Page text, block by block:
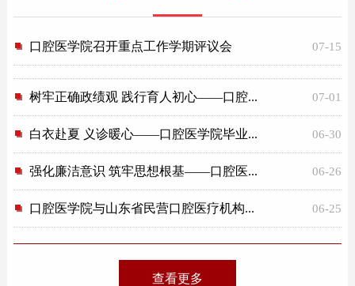
口腔医学院召开重点工作学期评议会 07-15
树牢正确政绩观 践行育人初心——口腔... 07-01
白衣赴夏 义诊暖心——口腔医学院毕业... 06-30
强化廉洁意识 筑牢思想根基——口腔医... 06-26
口腔医学院与山东省民营口腔医疗机构... 06-25
查看更多